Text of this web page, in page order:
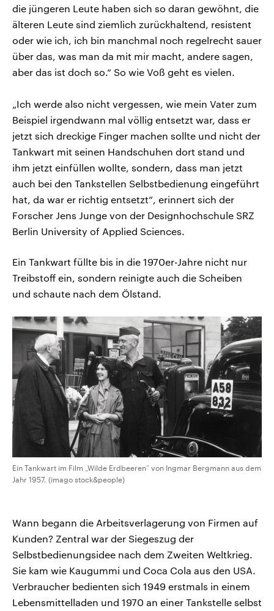
die jüngeren Leute haben sich so daran gewöhnt, die
älteren Leute sind ziemlich zurückhaltend, resistent
oder wie ich, ich bin manchmal noch regelrecht sauer
über das, was man da mit mir macht, andere sagen,
aber das ist doch so.“ So wie Voß geht es vielen.
„Ich werde also nicht vergessen, wie mein Vater zum
Beispiel irgendwann mal völlig entsetzt war, dass er
jetzt sich dreckige Finger machen sollte und nicht der
Tankwart mit seinen Handschuhen dort stand und
ihm jetzt einfüllen wollte, sondern, dass man jetzt
auch bei den Tankstellen Selbstbedienung eingeführt
hat, da war er richtig entsetzt“, erinnert sich der
Forscher Jens Junge von der Designhochschule SRZ
Berlin University of Applied Sciences.
Ein Tankwart füllte bis in die 1970er-Jahre nicht nur
Treibstoff ein, sondern reinigte auch die Scheiben
und schaute nach dem Ölstand.
Ein Tankwart im Film „Wilde Erdbeeren“ von Ingmar Bergmann aus dem
Jahr 1957. (imago stock&people)
Wann begann die Arbeitsverlagerung von Firmen auf
Kunden? Zentral war der Siegeszug der
Selbstbedienungsidee nach dem Zweiten Weltkrieg.
Sie kam wie Kaugummi und Coca Cola aus den USA.
Verbraucher bedienten sich 1949 erstmals in einem
Lebensmittelladen und 1970 an einer Tankstelle selbst